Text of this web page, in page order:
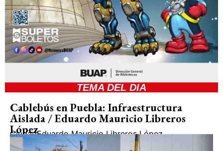
TEMA DEL DIA
Cablebús en Puebla: Infraestructura
Aislada / Eduardo Mauricio Libreros
López
CiudadEduardo Mauricio Libreros López